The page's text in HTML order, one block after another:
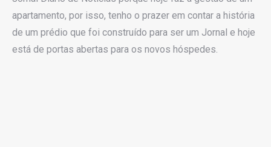
apartamento, por isso, tenho o prazer em contar a história
de um prédio que foi construído para ser um Jornal e hoje
está de portas abertas para os novos hóspedes.